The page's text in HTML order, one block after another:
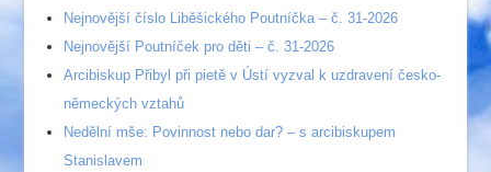
Nejnovější číslo Liběšického Poutníčka – č. 31-2026
Nejnovější Poutníček pro děti – č. 31-2026
Arcibiskup Přibyl při pietě v Ústí vyzval k uzdravení česko-
německých vztahů
Nedělní mše: Povinnost nebo dar? – s arcibiskupem
Stanislavem